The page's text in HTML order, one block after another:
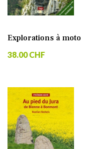
Explorations à moto
38.00 CHF